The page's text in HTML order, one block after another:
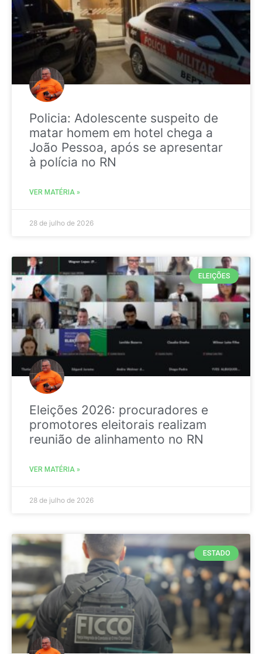
Policia: Adolescente suspeito de
matar homem em hotel chega a
João Pessoa, após se apresentar
à polícia no RN
VER MATÉRIA »
28 de julho de 2026
ELEIÇÕES
Eleições 2026: procuradores e
promotores eleitorais realizam
reunião de alinhamento no RN
VER MATÉRIA »
28 de julho de 2026
ESTADO